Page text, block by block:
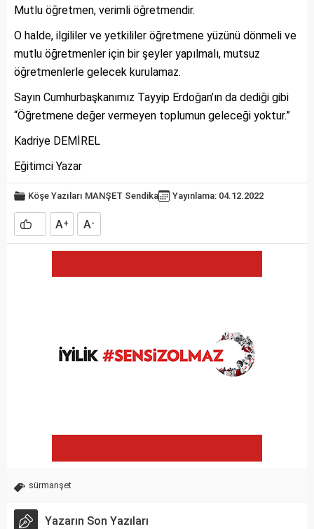
Mutlu öğretmen, verimli öğretmendir.
O halde, ilgililer ve yetkililer öğretmene yüzünü dönmeli ve
mutlu öğretmenler için bir şeyler yapılmalı, mutsuz
öğretmenlerle gelecek kurulamaz.
Sayın Cumhurbaşkanımız Tayyip Erdoğan’ın da dediği gibi
“Öğretmene değer vermeyen toplumun geleceği yoktur.”
Kadriye DEMİREL
Eğitimci Yazar
Köşe Yazıları MANŞET Sendika Yayınlama: 04.12.2022
A+ A-
sürmanşet
Yazarın Son Yazıları